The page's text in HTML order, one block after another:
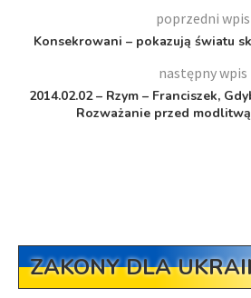
poprzedni wpis
Konsekrowani – pokazują światu
następny wpis
2014.02.02 – Rzym – Franciszek,
Rozważanie przed
ZAKONY DLA